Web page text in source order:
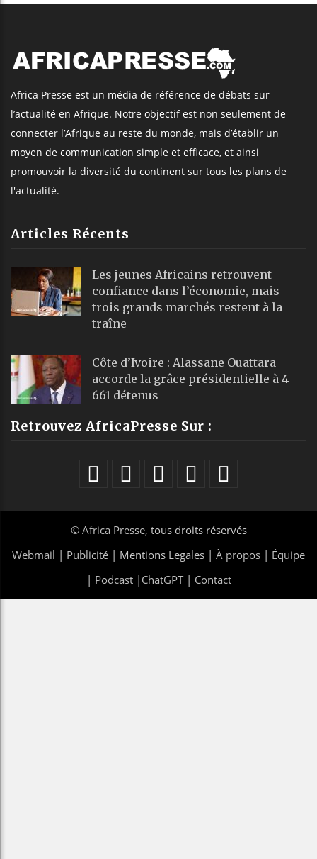
Africa Presse est un média de référence de débats sur
l’actualité en Afrique. Notre objectif est non seulement de
connecter l’Afrique au reste du monde, mais d’établir un
moyen de communication simple et efficace, et ainsi
promouvoir la diversité du continent sur tous les plans de
l'actualité.
Articles Récents
Les jeunes Africains retrouvent
confiance dans l’économie, mais
trois grands marchés restent à la
traîne
Côte d’Ivoire : Alassane Ouattara
accorde la grâce présidentielle à 4
661 détenus
Retrouvez AfricaPresse Sur :
© Africa Presse, tous droits réservés
Webmail | Publicité | Mentions Legales | À propos | Équipe
| Podcast| ChatGPT| Contact